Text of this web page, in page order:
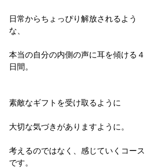
日常からちょっぴり解放されるよう
な、
本当の自分の内側の声に耳を傾ける４
日間。
素敵なギフトを受け取るように
大切な気づきがありますように。
考えるのではなく、感じていくコース
です。